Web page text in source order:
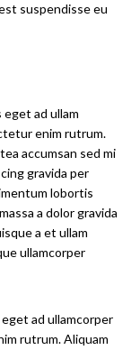
suspendisse eu
ad ullam
enim rutrum.
accumsan sed mi
gravida per
lobortis
a dolor gravida
a et ullam
ullamcorper
ad ullamcorper
rutrum. Aliquam